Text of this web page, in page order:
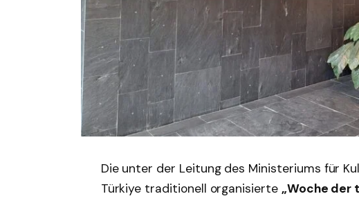
Die unter der Leitung des Ministeriums für
Türkiye traditionell organisierte „Woche der